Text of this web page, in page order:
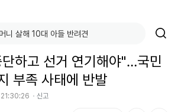
하고 선거 연기해야"…국민
부족 사태에 반발
신고